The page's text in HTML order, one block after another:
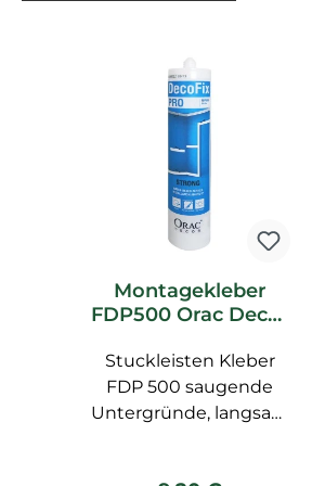
Montagekleber
FDP500 Orac Decor
Stuckleisten Kleber
FDP 500 saugende
Untergründe, langsam